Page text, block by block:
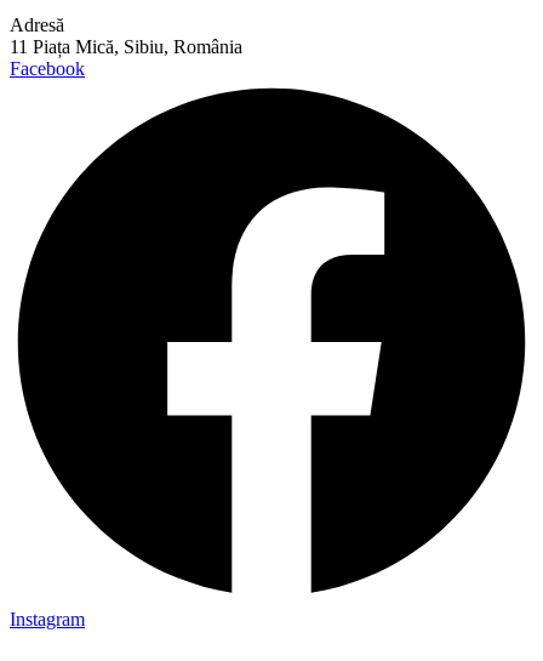
Adresă
11 Piața Mică, Sibiu, România
Facebook
Instagram